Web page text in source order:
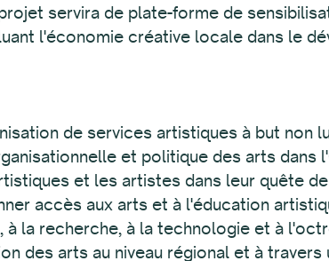
servira de plate-forme de
l'économie créative locale dans le
de services artistiques à but non
et politique des arts dans
et les artistes dans leur quête
accès aux arts et à l'éducation
la recherche, à la technologie et à
des arts au niveau régional et à travers